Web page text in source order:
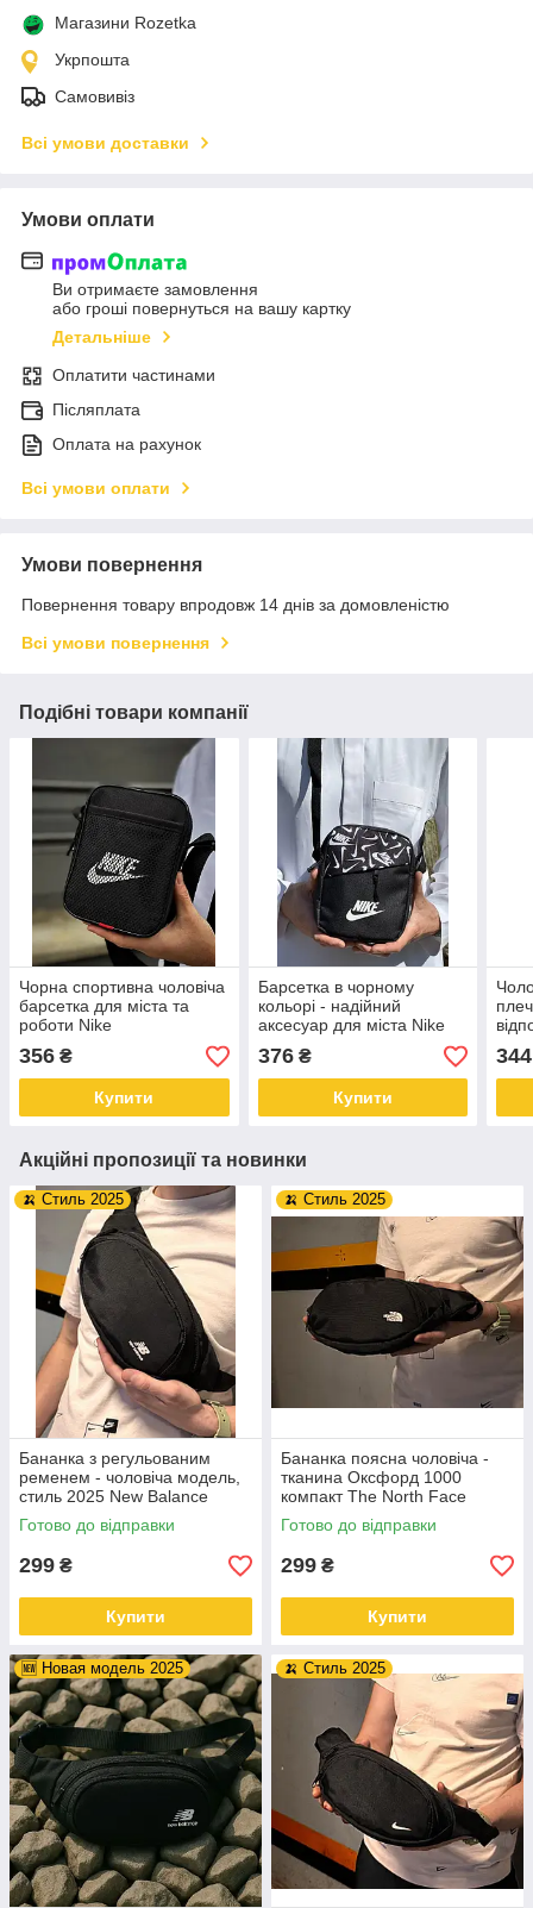
Магазини Rozetka
Укрпошта
Самовивіз
Всі умови доставки
Умови оплати
Ви отримаєте замовлення
або гроші повернуться на вашу картку
Детальніше
Оплатити частинами
Післяплата
Оплата на рахунок
Всі умови оплати
Умови повернення
Повернення товару впродовж 14 днів за домовленістю
Всі умови повернення
Подібні товари компанії
Чорна спортивна чоловіча
барсетка для міста та
роботи Nike
356 ₴
Купити
Барсетка в чорному
кольорі - надійний
аксесуар для міста Nike
376₴
Купити
344
Акційні пропозиції та новинки
🍌 Стиль 2025
Бананка з регульованим
ременем - чоловіча модель,
стиль 2025 New Balance
Готово до відправки
299 ₴
Купити
🍌 Стиль 2025
Бананка поясна чоловіча -
тканина Оксфорд 1000
компакт The North Face
Готово до відправки
299 ₴
Купити
🆕 Новая модель 2025 🍌 Стиль 2025